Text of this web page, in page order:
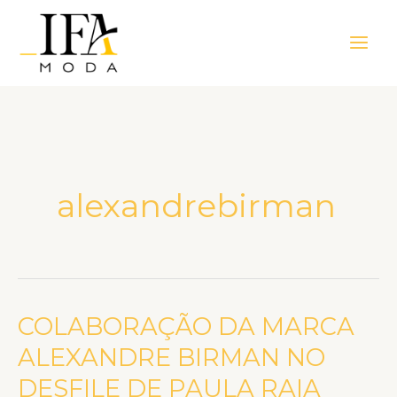
Menu
alexandrebirman
COLABORAÇÃO DA MARCA
ALEXANDRE BIRMAN NO
DESFILE DE PAULA RAIA
COLABORAÇÃO
DA
MARCA
ALEXANDRE